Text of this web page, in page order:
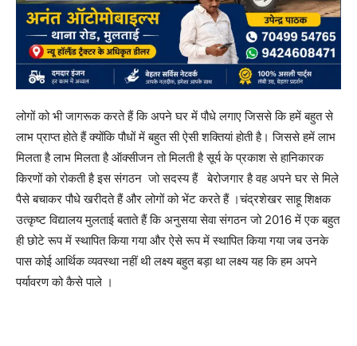
लोगों को भी जागरूक करते हैं कि अपने घर में पौधे लगाए जिससे कि हमें बहुत से
लाभ प्राप्त होते हैं क्योंकि पौधों में बहुत सी ऐसी शक्तियां होती है। जिससे हमें लाभ
मिलता है लाभ मिलता है ऑक्सीजन तो मिलती है सूर्य के प्रकाश से हानिकारक
किरणों को रोकती है इस संगठन जो सदस्य हैं बेरोजगार है वह अपने घर से मिले
पैसे बचाकर पौधे खरीदते हैं और लोगों को भेंट करते हैं ।चंद्रशेखर साहू शिक्षक
उत्कृष्ट विद्यालय मुलताई बताते हैं कि अनुसया सेवा संगठन जो 2016 में एक बहुत
ही छोटे रूप में स्थापित किया गया और ऐसे रूप में स्थापित किया गया जब उनके
पास कोई आर्थिक व्यवस्था नहीं थी लक्ष्य बहुत बड़ा था लक्ष्य यह कि हम अपने
पर्यावरण को कैसे पाले ।